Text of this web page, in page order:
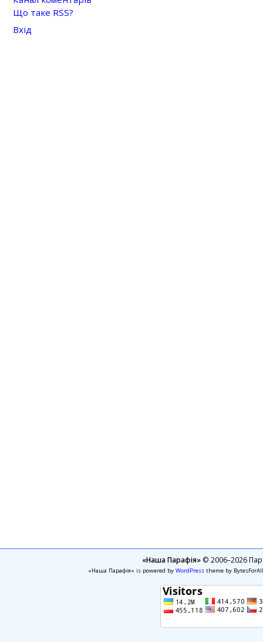
Що таке RSS?
Вхід
«Наша Парафія»© 2006–2026
«Наша Парафія» is powered by WordPresstheme by